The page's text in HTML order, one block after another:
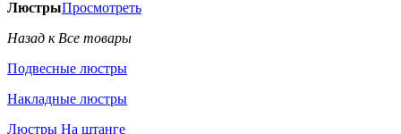
ЛюстрыПросмотреть
Назад к Все товары
Подвесные люстры
Накладные люстры
Люстры На штанге